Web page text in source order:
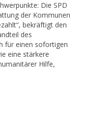
Die SPD
der Kommunen
bekräftigt den
des
für einen sofortigen
eine stärkere
Hilfe,